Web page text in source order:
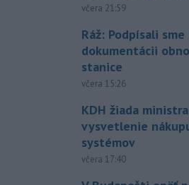
včera 21:59
Ráž: Podpísali
dokumentácii
stanice
včera 15:26
KDH žiada
vysvetlenie
systémov
včera 17:40